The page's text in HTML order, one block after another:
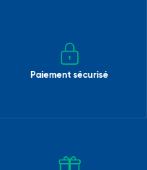
Paiement sécurisé